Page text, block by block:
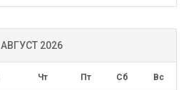
АВГУСТ 2026
Чт Пт Сб Вс